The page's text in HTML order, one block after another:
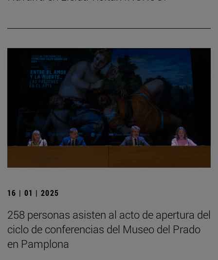
16 | 01 | 2025
258 personas asisten al acto de apertura del
ciclo de conferencias del Museo del Prado
en Pamplona